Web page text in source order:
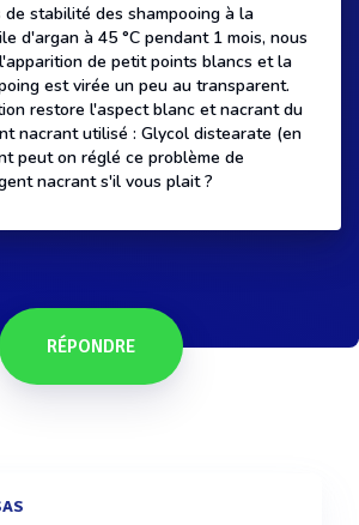
de stabilité des shampooing à la
d'argan à 45 °C pendant 1 mois, nous
de petit points blancs et la
est virée un peu au transparent.
restore l'aspect blanc et nacrant du
nacrant utilisé : Glycol distearate (en
peut on réglé ce problème de
nacrant s'il vous plait ?
RÉPONDRE